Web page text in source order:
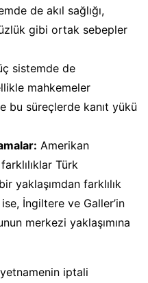
de akıl sağlığı,
gibi ortak sebepler
sistemde de
mahkemeler
bu süreçlerde kanıt yükü
Amerikan
Türk
yaklaşımdan farklılık
İngiltere ve Galler’in
merkezi yaklaşımına
iptali